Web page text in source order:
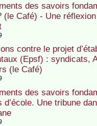
des savoirs
(le Café) - Une
contre le projet
(Epsf) : syndicats,
(le Café)
des savoirs
d’école. Une tribune